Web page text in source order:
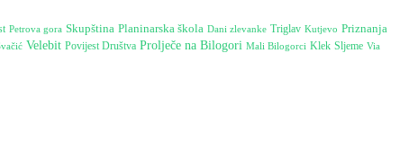
Petrova gora Skupština Planinarska škola Dani zlevanke Triglav Kutjevo Priznanja
Velebit Povijest Društva Prolječe na Bilogori Mali Bilogorci Klek Sljeme Via